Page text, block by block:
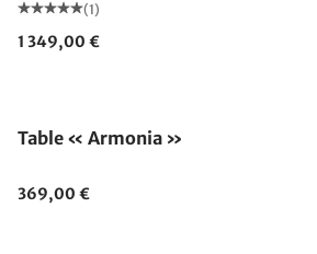
(1)
1 349,00 €
Table « Armonia »
369,00 €